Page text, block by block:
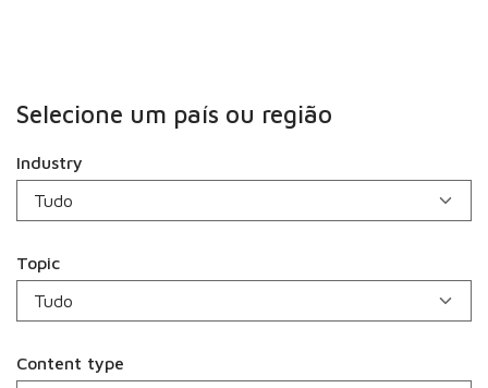
Selecione um país ou região
Industry
Topic
Content type